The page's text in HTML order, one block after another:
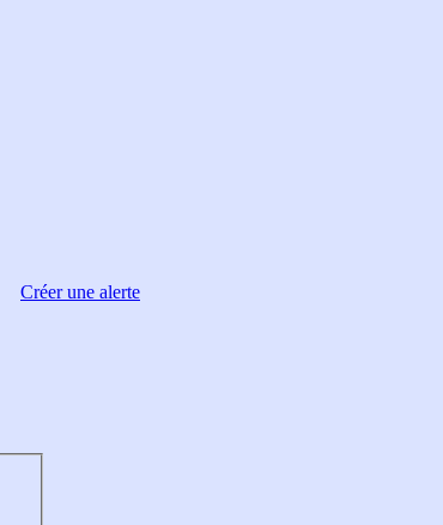
Créer une alerte